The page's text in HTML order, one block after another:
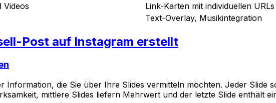
Videos
Link-Karten mit individuellen
Text-Overlay, Musikintegration
Post auf Instagram erstellt
Information, die Sie über Ihre Slides vermitteln möchten. Jeder Slide
mittlere Slides liefern Mehrwert und der letzte Slide enthält